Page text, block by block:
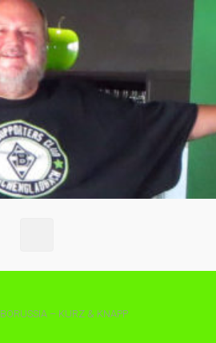
BORUSSIA – KURZ & KNAPP